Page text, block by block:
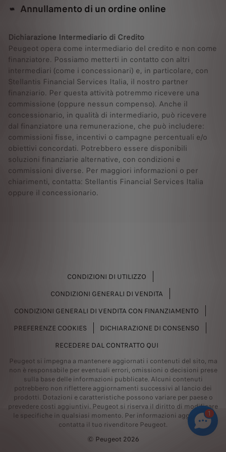
Annullamento di un ordine online
Dichiarazione Intermediario di Credito
Peugeot opera come intermediario del credito e non come
finanziatore. Possiamo metterti in contatto con altri
intermediari (come i concessionari) e, in particolare, con
Stellantis Financial Services Italia, il nostro partner
finanziario. Per questa attività potremmo ricevere una
commissione (oppure nessun compenso). Anche il
concessionario, in qualità di intermediario, può ricevere
dal finanziatore una remunerazione, che può includere:
commissioni fisse, incentivi o campagne percentuali e/o
obiettivi concordati. Potrebbero essere disponibili
soluzioni finanziarie alternative, con condizioni e
commissioni diverse. Per maggiori informazioni o per
chiarimenti, contatta: Stellantis Financial Services Italia
oppure il concessionario.
CONDIZIONI DI UTILIZZO
CONDIZIONI GENERALI DI VENDITA
CONDIZIONI GENERALI DI VENDITA CON FINANZIAMENTO
PREFERENZE COOKIES
DICHIARAZIONE DI CONSENSO
RECEDERE DAL CONTRATTO QUI
Peugeot si impegna a mantenere aggiornati i contenuti del sito, ma
non è responsabile per eventuali errori, omissioni o decisioni prese
sulla base delle informazioni pubblicate. Alcuni contenuti
potrebbero non riflettere aggiornamenti successivi al lancio dei
prodotti. Dotazioni e caratteristiche possono variare per paese o
prevedere costi aggiuntivi. Peugeot si riserva il diritto di modificare
le specifiche in qualsiasi momento. Per informazioni aggiornate,
contatta il tuo rivenditore Peugeot.
© Peugeot 2026
1